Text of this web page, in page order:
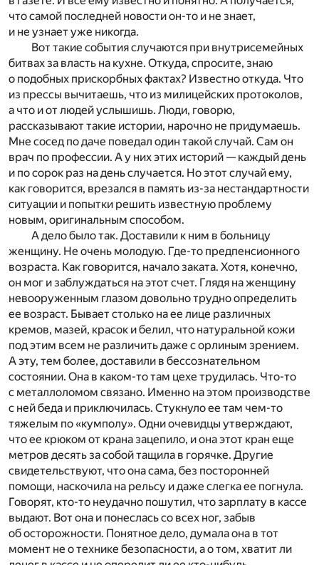
что самой последней новости он-то и не знает,
и не узнает уже никогда.
Вот такие события случаются при внутрисемейных
битвах за власть на кухне. Откуда, спросите, знаю
о подобных прискорбных фактах? Известно откуда. Что
из прессы вычитаешь, что из милицейских протоколов,
а что и от людей услышишь. Люди, говорю,
рассказывают такие истории, нарочно не придумаешь.
Мне сосед по даче поведал один такой случай. Сам он
врач по профессии. А у них этих историй — каждый день
и по сорок раз на день случается. Но этот случай ему,
как говорится, врезался в память из-за нестандартности
ситуации и попытки решить известную проблему
новым, оригинальным способом.
А дело было так. Доставили к ним в больницу
женщину. Не очень молодую. Где-то предпенсионного
возраста. Как говорится, начало заката. Хотя, конечно,
он мог и заблуждаться на этот счет. Глядя на женщину
невооруженным глазом довольно трудно определить
ее возраст. Бывает столько на ее лице различных
кремов, мазей, красок и белил, что натуральной кожи
под этим всем не различить даже с орлиным зрением.
А эту, тем более, доставили в бессознательном
состоянии. Она в каком-то там цехе трудилась. Что-то
с металлоломом связано. Именно на этом производстве
с ней беда и приключилась. Стукнуло ее там чем-то
тяжелым по «кумполу». Одни очевидцы утверждают,
что ее крюком от крана зацепило, и она этот кран еще
метров десять за собой тащила в горячке. Другие
свидетельствуют, что она сама, без посторонней
помощи, наскочила на рельсу и даже слегка ее погнула.
Говорят, кто-то неудачно пошутил, что зарплату в кассе
выдают. Вот она и понеслась со всех ног, забыв
об осторожности. Понятное дело, думала она в тот
момент не о технике безопасности, а о том, хватит ли